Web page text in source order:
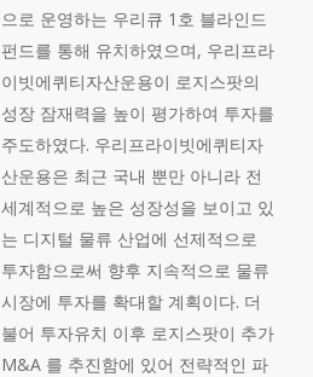
으로 운영하는 우리큐 1호 블라인드
펀드를 통해 유치하였으며, 우리프라
이빗에퀴티자산운용이 로지스팟의
성장 잠재력을 높이 평가하여 투자를
주도하였다. 우리프라이빗에퀴티자
산운용은 최근 국내 뿐만 아니라 전
세계적으로 높은 성장성을 보이고 있
는 디지털 물류 산업에 선제적으로
투자함으로써 향후 지속적으로 물류
시장에 투자를 확대할 계획이다. 더
불어 투자유치 이후 로지스팟이 추가
M&A 를 추진함에 있어 전략적인 파